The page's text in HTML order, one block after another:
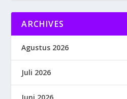
ARCHIVES
Agustus 2026
Juli 2026